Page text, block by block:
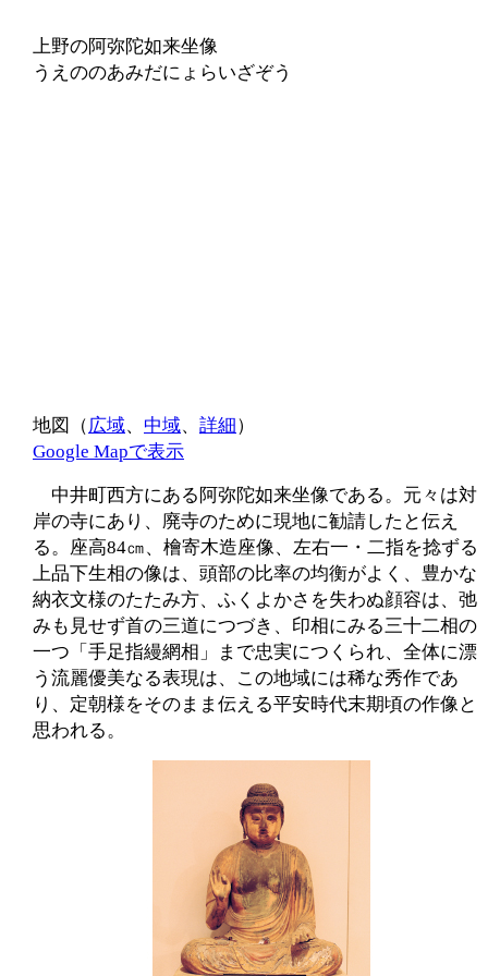
上野の阿弥陀如来坐像
うえののあみだにょらいざぞう
地図（広域、 中域、 詳細）
Google Mapで表示
中井町西方にある阿弥陀如来坐像である。元々は対
岸の寺にあり、廃寺のために現地に勧請したと伝え
る。座高84㎝、檜寄木造座像、左右一・二指を捻ずる
上品下生相の像は、頭部の比率の均衡がよく、豊かな
納衣文様のたたみ方、ふくよかさを失わぬ顔容は、弛
みも見せず首の三道につづき、印相にみる三十二相の
一つ「手足指縵網相」まで忠実につくられ、全体に漂
う流麗優美なる表現は、この地域には稀な秀作であ
り、定朝様をそのまま伝える平安時代末期頃の作像と
思われる。